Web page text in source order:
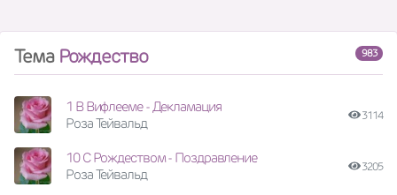
Тема Рождество 983
1 В Вифлееме - Декламация
Роза Тейвальд
3114
10 С Рождеством - Поздравление
Роза Тейвальд
3205